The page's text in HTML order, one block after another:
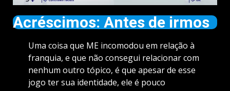
Acréscimos: Antes de irmos
Uma coisa que ME incomodou em relação à
franquia, e que não consegui relacionar com
nenhum outro tópico, é que apesar de esse
jogo ter sua identidade, ele é pouco